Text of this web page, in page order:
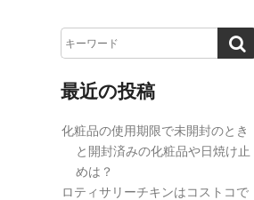
最近の投稿
化粧品の使用期限で未開封のとき
と開封済みの化粧品や日焼け止
めは？
ロティサリーチキンはコストコで